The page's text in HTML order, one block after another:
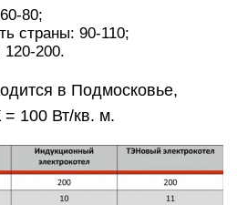
80;
страны: 90-110;
120-200.
в Подмосковье,
= 100 Вт/кв. м.